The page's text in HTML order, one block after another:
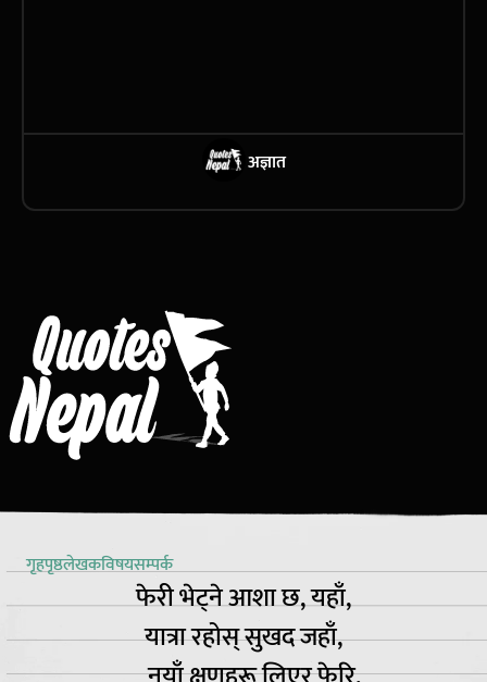
अज्ञात
गृहपृष्ठलेखकविषयसम्पर्क
फेरी भेट्ने आशा छ, यहाँ,
यात्रा रहोस् सुखद जहाँ,